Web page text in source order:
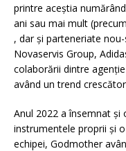
printre aceștia
ani sau mai mult
, dar și parteneriate
Novaservis Group,
colaborării dintre
având un trend
Anul 2022 a însemnat și
instrumentele proprii și
echipei, Godmother